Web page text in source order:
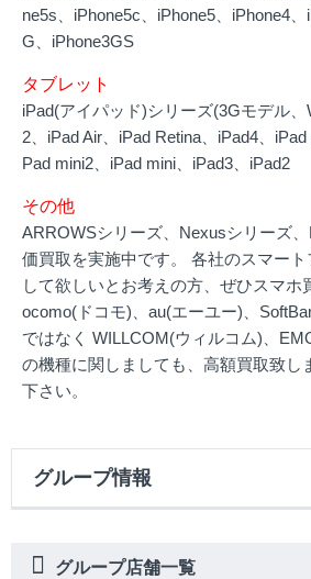
ne5s、iPhone5c、iPhone5、iPhone4
G、iPhone3GS
タブレット
iPad(アイパッド)シリーズ(3Gモデル
2、iPad Air、iPad Retina、iPad4、
Pad mini2、iPad mini、iPad3、iPad2
その他
ARROWSシリーズ、Nexusシリーズ
価買取を実施中です。 各社のスマー
して欲しいとお考えの方、ぜひスマホ
ocomo(ドコモ)、au(エーユー)、
ではなく WILLCOM(ウィルコム)、
の機種に関しましても、高額買取致し
下さい。
グループ情報
グループ店舗一覧